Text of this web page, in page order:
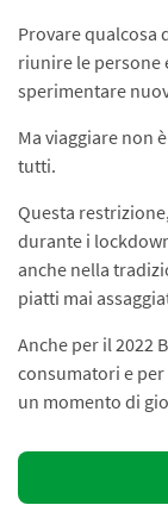
Provare qualcosa
riunire le persone
sperimentare
Ma viaggiare non
tutti.
Questa
durante i
anche nella
piatti mai
Anche per il 2022
consumatori e
un momento di